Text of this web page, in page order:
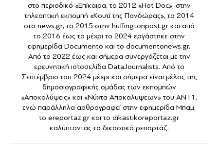
στο περιοδικό «Επίκαιρα, το 2012 «Hot Doc», στην
τηλεοπτική εκπομπή «Κουτί της Πανδώρας», το 2014
στο news.gr, το 2015 στην huffingtonpost.gr και από
το 2016 έως το μέχρι το 2024 εργάστηκε στην
εφημερίδα Documento και το documentonews.gr.
Από το 2022 έως και σήμερα συνεργάζεται με την
ερευνητική ιστοσελίδα DataJournalists. Από το
Σεπτέμβριο του 2024 μέχρι και σήμερα είναι μέλος της
δημοσιογραφικής ομάδας των εκπομπών
«Αποκαλύψεις» και «Νύχτα Αποκαλυψεων» του ANT1,
ενώ παράλληλα αρθρογραφεί στην εφημερίδα Μπαμ,
το ereportaz.gr και το dikastikoreportaz.gr
καλύπτοντας το δικαστικό ρεπορτάζ.